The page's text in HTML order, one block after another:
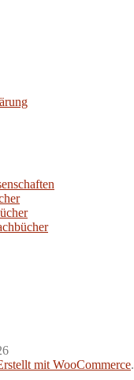
mit WooCommerce.